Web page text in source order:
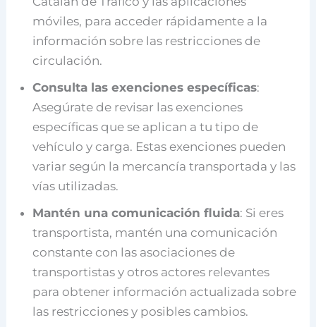
móviles, para acceder rápidamente a la
información sobre las restricciones de
circulación.
Consulta las exenciones específicas:
Asegúrate de revisar las exenciones
específicas que se aplican a tu tipo de
vehículo y carga. Estas exenciones pueden
variar según la mercancía transportada y las
vías utilizadas.
Mantén una comunicación fluida: Si eres
transportista, mantén una comunicación
constante con las asociaciones de
transportistas y otros actores relevantes
para obtener información actualizada sobre
las restricciones y posibles cambios.